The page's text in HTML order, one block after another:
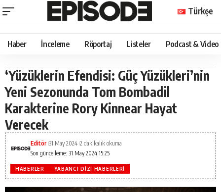
Türkçe
Haber İnceleme Röportaj Listeler Podcast & Video
‘Yüzüklerin Efendisi: Güç Yüzükleri’nin
Yeni Sezonunda Tom Bombadil
Karakterine Rory Kinnear Hayat
Verecek
Son güncelleme: 31 May 2024 15:25
Editör 31 May 2024 2 dakikalık okuma
HABERLER YABANCI DIZI HABERLERI